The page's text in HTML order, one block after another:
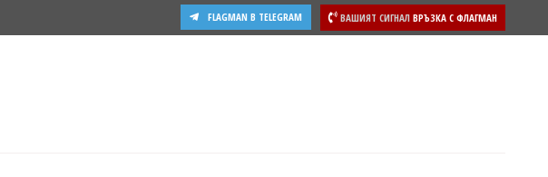
ВАШИЯТ СИГНАЛ ВРЪЗКА С ФЛАГМАН
FLAGMAN В TELEGRAM